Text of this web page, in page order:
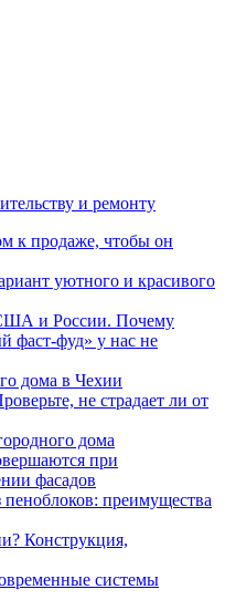
и ремонту
к продаже, чтобы он
уютного и красивого
и России. Почему
фаст-фуд» у нас не
дома в Чехии
не страдает ли от
дома
при
фасадов
преимущества
Конструкция,
системы